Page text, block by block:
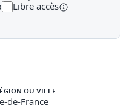
d’écran ou navigation
sur un site web
solutions d'amélioration
Libre accès
OU VILLE
de-France